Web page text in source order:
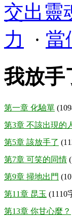
交出靈
力
· 當
我放
第一章 化驗單
第3章 不該出現的
第5章 該放手了
第7章 可笑的同情
第9章 掃地出門
第11章 昆玉 (1110
第13章 你甘心麼？